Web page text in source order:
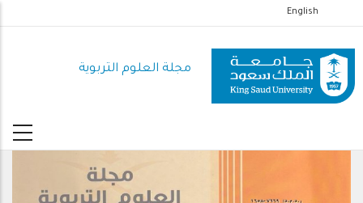
إلى
المحتوى
الرئيسي
English
مجلة العلوم التربوية